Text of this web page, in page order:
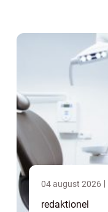
04 august 2026
redaktionel